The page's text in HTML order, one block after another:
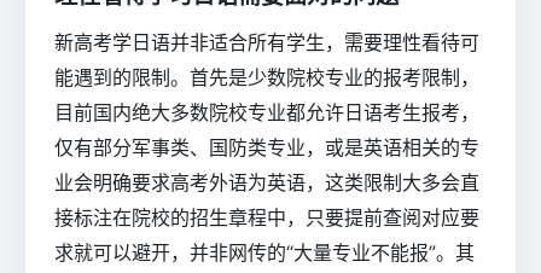
新高考学日语并非适合所有学生，需要理性看待可
能遇到的限制。首先是少数院校专业的报考限制，
目前国内绝大多数院校专业都允许日语考生报考，
仅有部分军事类、国防类专业，或是英语相关的专
业会明确要求高考外语为英语，这类限制大多会直
接标注在院校的招生章程中，只要提前查阅对应要
求就可以避开，并非网传的“大量专业不能报”。其